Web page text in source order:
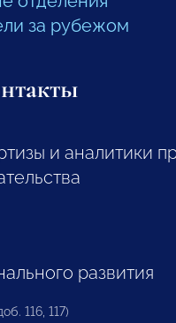
за рубежом
и аналитики
развития
116, 117)